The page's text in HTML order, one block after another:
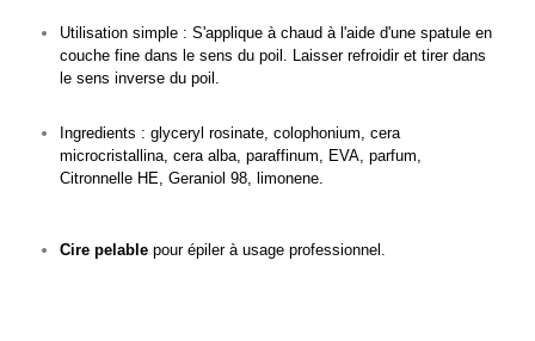
Utilisation simple : S'applique à chaud à l'aide d'une spatule en
couche fine dans le sens du poil. Laisser refroidir et tirer dans
le sens inverse du poil.
Ingredients : glyceryl rosinate, colophonium, cera
microcristallina, cera alba, paraffinum, EVA, parfum,
Citronnelle HE, Geraniol 98, limonene.
Cire pelable pour épiler à usage professionnel.